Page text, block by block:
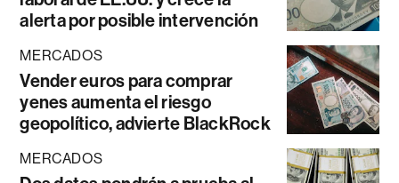
alerta por posible intervención
MERCADOS
Vender euros para comprar
yenes aumenta el riesgo
geopolítico, advierte BlackRock
MERCADOS